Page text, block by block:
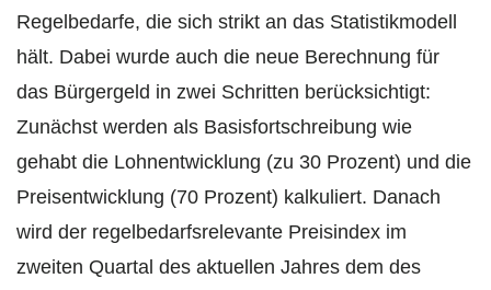
Regelbedarfe, die sich strikt an das Statistikmodell
hält. Dabei wurde auch die neue Berechnung für
das Bürgergeld in zwei Schritten berücksichtigt:
Zunächst werden als Basisfortschreibung wie
gehabt die Lohnentwicklung (zu 30 Prozent) und die
Preisentwicklung (70 Prozent) kalkuliert. Danach
wird der regelbedarfsrelevante Preisindex im
zweiten Quartal des aktuellen Jahres dem des